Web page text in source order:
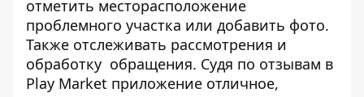
отметить месторасположение
проблемного участка или добавить фото.
Также отслеживать рассмотрения и
обработку обращения. Судя по отзывам в
Play Market приложение отличное,